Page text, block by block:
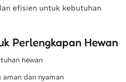
efisien untuk kebutuhan
Perlengkapan Hewan
hewan
dan nyaman